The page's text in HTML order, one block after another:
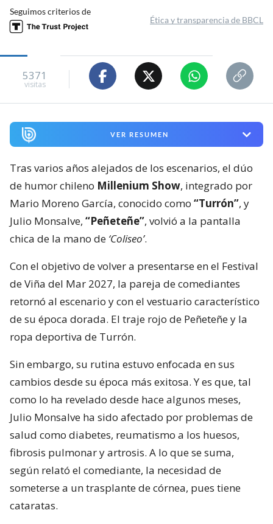
Seguimos criterios de
Ética y transparencia de BBCL
5371
visitas
VER RESUMEN
Tras varios años alejados de los escenarios, el dúo
de humor chileno Millenium Show, integrado por
Mario Moreno García, conocido como “Turrón”, y
Julio Monsalve, “Peñeteñe”, volvió a la pantalla
chica de la mano de ‘Coliseo’.
Con el objetivo de volver a presentarse en el Festival
de Viña del Mar 2027, la pareja de comediantes
retornó al escenario y con el vestuario característico
de su época dorada. El traje rojo de Peñeteñe y la
ropa deportiva de Turrón.
Sin embargo, su rutina estuvo enfocada en sus
cambios desde su época más exitosa. Y es que, tal
como lo ha revelado desde hace algunos meses,
Julio Monsalve ha sido afectado por problemas de
salud como diabetes, reumatismo a los huesos,
fibrosis pulmonar y artrosis. A lo que se suma,
según relató el comediante, la necesidad de
someterse a un trasplante de córnea, pues tiene
cataratas.